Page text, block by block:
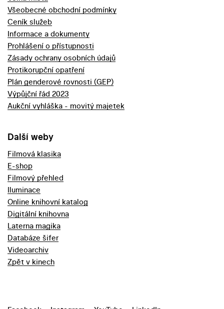
Všeobecné obchodní podmínky
Ceník služeb
Informace a dokumenty
Prohlášení o přístupnosti
Zásady ochrany osobních údajů
Protikorupční opatření
Plán genderové rovnosti (GEP)
Výpůjční řád 2023
Aukční vyhláška - movitý majetek
Další weby
Filmová klasika
E-shop
Filmový přehled
Iluminace
Online knihovní katalog
Digitální knihovna
Laterna magika
Databáze šifer
Videoarchiv
Zpět v kinech